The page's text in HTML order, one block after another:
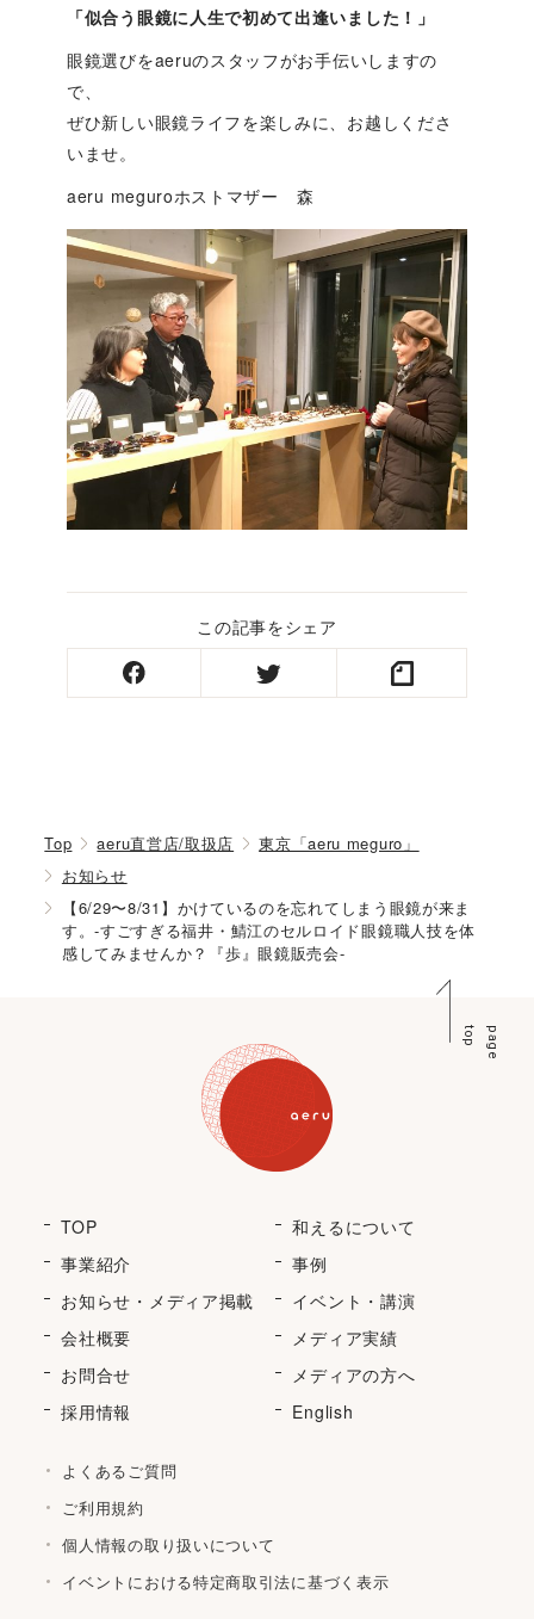
「似合う眼鏡に人生で初めて出逢いました！」
眼鏡選びをaeruのスタッフがお手伝いしますの
で、
ぜひ新しい眼鏡ライフを楽しみに、お越しくださ
いませ。
aeru meguroホストマザー 森
この記事をシェア
Top aeru直営店/取扱店
東京「aeru meguro」
お知らせ
【6/29〜8/31】かけているのを忘れてしまう眼鏡が来ま
す。-すごすぎる福井・鯖江のセルロイド眼鏡職人技を体
感してみませんか？『歩』眼鏡販売会-
p
a
g
e
t
o
p
TOP
和えるについて
事業紹介
事例
お知らせ・メディア掲載
イベント・講演
会社概要
メディア実績
お問合せ
メディアの方へ
採用情報
English
よくあるご質問
ご利用規約
個人情報の取り扱いについて
イベントにおける特定商取引法に基づく表示